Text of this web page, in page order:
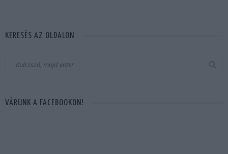
KERESÉS AZ OLDALON
VÁRUNK A FACEBOOKON!